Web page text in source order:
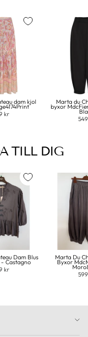
dam kjol
kr
Marta du
byxor
TILL DIG
Dam Blus
Castagno
kr
Marta Du
Byxor